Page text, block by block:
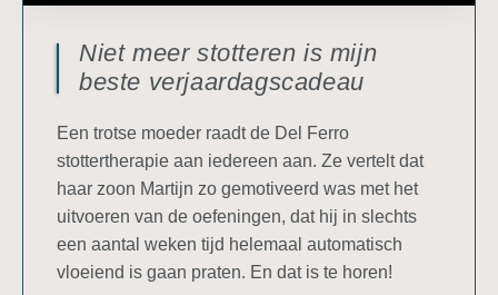
Niet meer stotteren is mijn
beste verjaardagscadeau
Een trotse moeder raadt de Del Ferro
stottertherapie aan iedereen aan. Ze vertelt dat
haar zoon Martijn zo gemotiveerd was met het
uitvoeren van de oefeningen, dat hij in slechts
een aantal weken tijd helemaal automatisch
vloeiend is gaan praten. En dat is te horen!